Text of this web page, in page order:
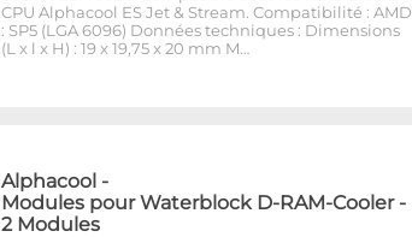
CPU Alphacool ES Jet & Stream. Compatibilité : AMD
: SP5 (LGA 6096) Données techniques : Dimensions
(L x l x H) : 19 x 19,75 x 20 mm M…
Alphacool -
Modules pour Waterblock D-RAM-Cooler -
2 Modules